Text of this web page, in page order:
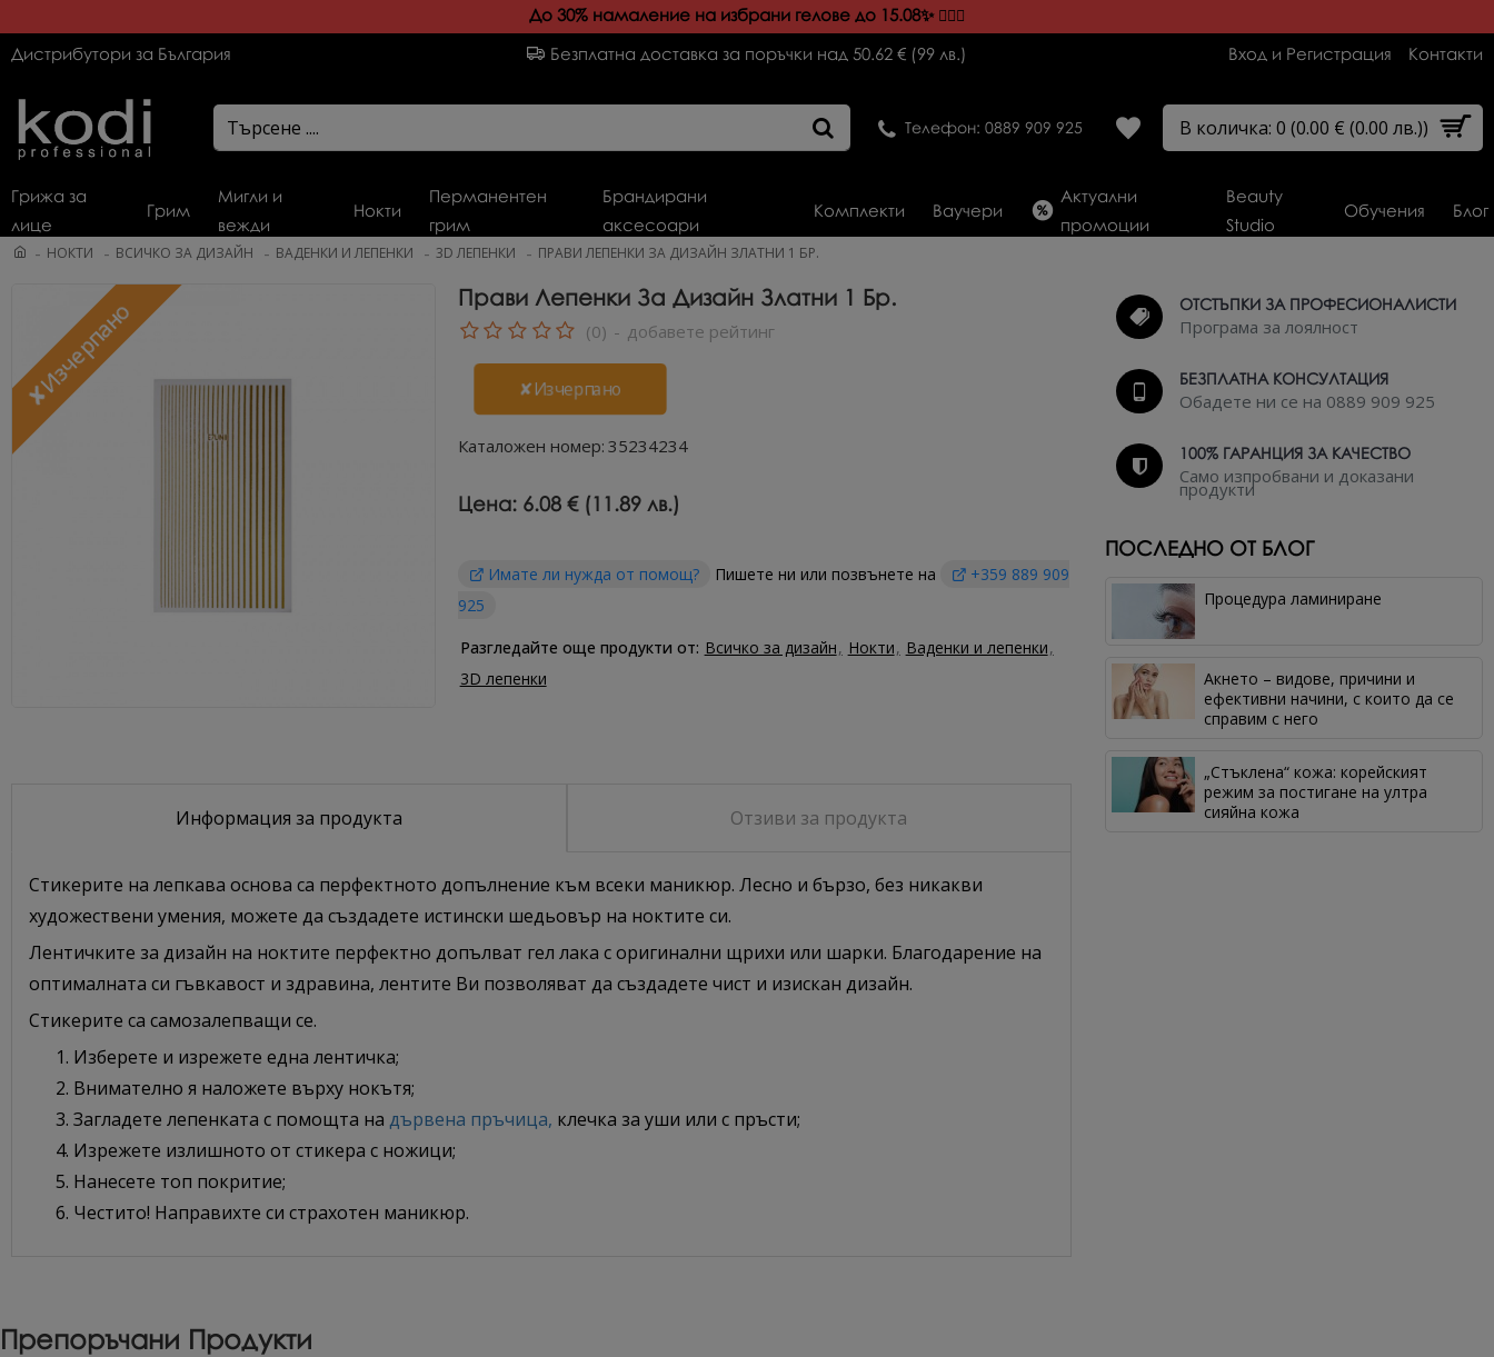
До 30% намаление на избрани гелове до 15.08✨️💁🏻‍♀️
Дистрибутори за България Безплатна доставка за поръчки над 50.62 € (99 лв.) Вход и Регистрация Контакти
Телефон: 0889 909 925 В количка: 0 (0.00 € (0.00 лв.))
Грижа за
лице
Грим
Мигли и
вежди
Нокти
Перманентен
грим
Брандирани
аксесоари
Комплекти Ваучери
Актуални
промоции
Beauty
Studio
Обучения Блог
НОКТИ ВСИЧКО ЗА ДИЗАЙН ВАДЕНКИ И ЛЕПЕНКИ 3D ЛЕПЕНКИ ПРАВИ ЛЕПЕНКИ ЗА ДИЗАЙН ЗЛАТНИ 1 БР.
✘Изчерпано Прави Лепенки За Дизайн Златни 1 Бр.
✘Изчерпано
Каталожен номер: 35234234
(0) - добавете рейтинг
Цена: 6.08 € (11.89 лв.)
Имате ли нужда от помощ? Пишете ни или позвънете на
+359 889 909
925
Разгледайте още продукти от: Всичко за дизайн Нокти
Ваденки и лепенки
3D лепенки
Информация за продукта Отзиви за продукта
Стикерите на лепкава основа са перфектното допълнение към всеки маникюр. Лесно и бързо, без никакви
художествени умения, можете да създадете истински шедьовър на ноктите си.
Лентичките за дизайн на ноктите перфектно допълват гел лака с оригинални щрихи или шарки. Благодарение на
оптималната си гъвкавост и здравина, лентите Ви позволяват да създадете чист и изискан дизайн.
Стикерите са самозалепващи се.
Изберете и изрежете една лентичка;
Внимателно я наложете върху нокътя;
Загладете лепенката с помощта на дървена пръчица, клечка за уши или с пръсти;
Изрежете излишното от стикера с ножици;
Нанесете топ покритие;
Честито! Направихте си страхотен маникюр.
ОТСТЪПКИ ЗА ПРОФЕСИОНАЛИСТИ
Програма за лоялност
БЕЗПЛАТНА КОНСУЛТАЦИЯ
Обадете ни се на 0889 909 925
100% ГАРАНЦИЯ ЗА КАЧЕСТВО
Само изпробвани и доказани
продукти
ПОСЛЕДНО ОТ БЛОГ
Процедура ламиниране
Акнето – видове, причини и
ефективни начини, с които да се
справим с него
„Стъклена“ кожа: корейският
режим за постигане на ултра
сияйна кожа
Препоръчани Продукти